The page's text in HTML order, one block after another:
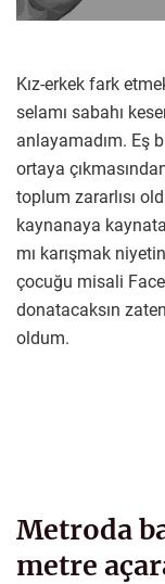
Kız-erkek fark
selamı sabahı
anlayamadım. Eş
ortaya
toplum zararlısı
kaynanaya
mı karışmak
çocuğu misali
donatacaksın
oldum.
Metroda
metre